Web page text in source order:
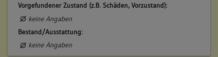
Vorgefundener Zustand (z.B. Schäden, Vorzustand):
keine Angaben
Bestand/Ausstattung:
keine Angaben